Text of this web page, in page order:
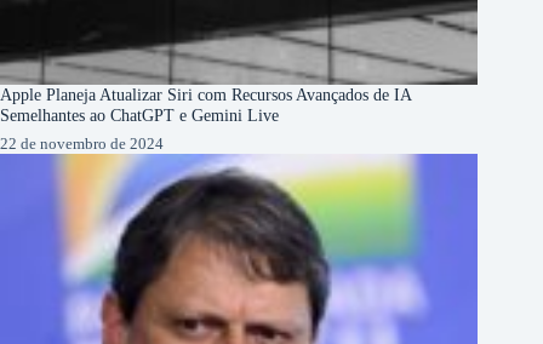
Apple Planeja Atualizar Siri com Recursos Avançados de IA
Semelhantes ao ChatGPT e Gemini Live
22 de novembro de 2024